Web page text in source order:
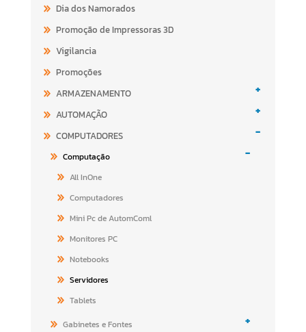
Dia dos Namorados
Promoção de Impressoras 3D
Vigilancia
Promoções
ARMAZENAMENTO
+
AUTOMAÇÃO +
COMPUTADORES -
Computação -
All InOne
Computadores
Mini Pc de AutomComl
Monitores PC
Notebooks
Servidores
Tablets
Gabinetes e Fontes
+